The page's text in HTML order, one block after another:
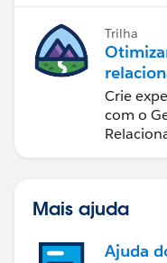
Trilha
Cloud
Crie
com o
Mais ajuda
Ajuda